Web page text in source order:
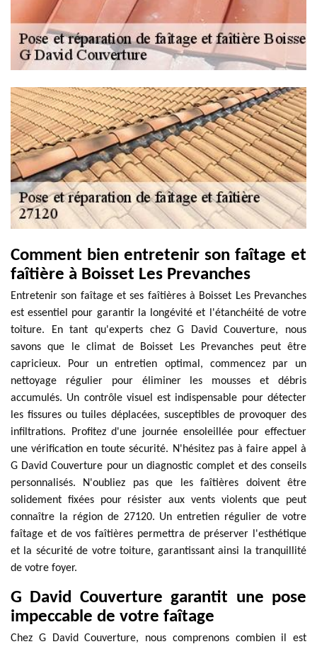
Comment bien entretenir son faîtage et
faîtière à Boisset Les Prevanches
Entretenir son faîtage et ses faîtières à Boisset Les Prevanches
est essentiel pour garantir la longévité et l'étanchéité de votre
toiture. En tant qu'experts chez G David Couverture, nous
savons que le climat de Boisset Les Prevanches peut être
capricieux. Pour un entretien optimal, commencez par un
nettoyage régulier pour éliminer les mousses et débris
accumulés. Un contrôle visuel est indispensable pour détecter
les fissures ou tuiles déplacées, susceptibles de provoquer des
infiltrations. Profitez d'une journée ensoleillée pour effectuer
une vérification en toute sécurité. N'hésitez pas à faire appel à
G David Couverture pour un diagnostic complet et des conseils
personnalisés. N'oubliez pas que les faîtières doivent être
solidement fixées pour résister aux vents violents que peut
connaître la région de 27120. Un entretien régulier de votre
faîtage et de vos faîtières permettra de préserver l'esthétique
et la sécurité de votre toiture, garantissant ainsi la tranquillité
de votre foyer.
G David Couverture garantit une pose
impeccable de votre faîtage
Chez G David Couverture, nous comprenons combien il est